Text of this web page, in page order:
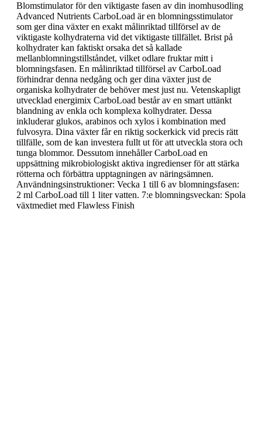
Blomstimulator för den viktigaste fasen av din inomhusodling
Advanced Nutrients CarboLoad är en blomningsstimulator
som ger dina växter en exakt målinriktad tillförsel av de
viktigaste kolhydraterna vid det viktigaste tillfället. Brist på
kolhydrater kan faktiskt orsaka det så kallade
mellanblomningstillståndet, vilket odlare fruktar mitt i
blomningsfasen. En målinriktad tillförsel av CarboLoad
förhindrar denna nedgång och ger dina växter just de
organiska kolhydrater de behöver mest just nu. Vetenskapligt
utvecklad energimix CarboLoad består av en smart uttänkt
blandning av enkla och komplexa kolhydrater. Dessa
inkluderar glukos, arabinos och xylos i kombination med
fulvosyra. Dina växter får en riktig sockerkick vid precis rätt
tillfälle, som de kan investera fullt ut för att utveckla stora och
tunga blommor. Dessutom innehåller CarboLoad en
uppsättning mikrobiologiskt aktiva ingredienser för att stärka
rötterna och förbättra upptagningen av näringsämnen.
Användningsinstruktioner: Vecka 1 till 6 av blomningsfasen:
2 ml CarboLoad till 1 liter vatten. 7:e blomningsveckan: Spola
växtmediet med Flawless Finish